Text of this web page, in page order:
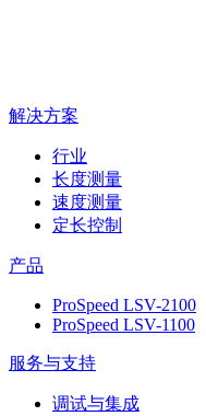
解决方案
行业
长度测量
速度测量
定长控制
产品
ProSpeed LSV-2100
ProSpeed LSV-1100
服务与支持
调试与集成